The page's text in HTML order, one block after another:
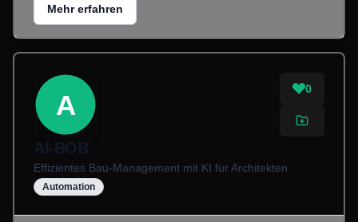
Mehr erfahren
A
0
AI-BOB
Effizientes Bau-Management mit KI für Architekten.
Automation